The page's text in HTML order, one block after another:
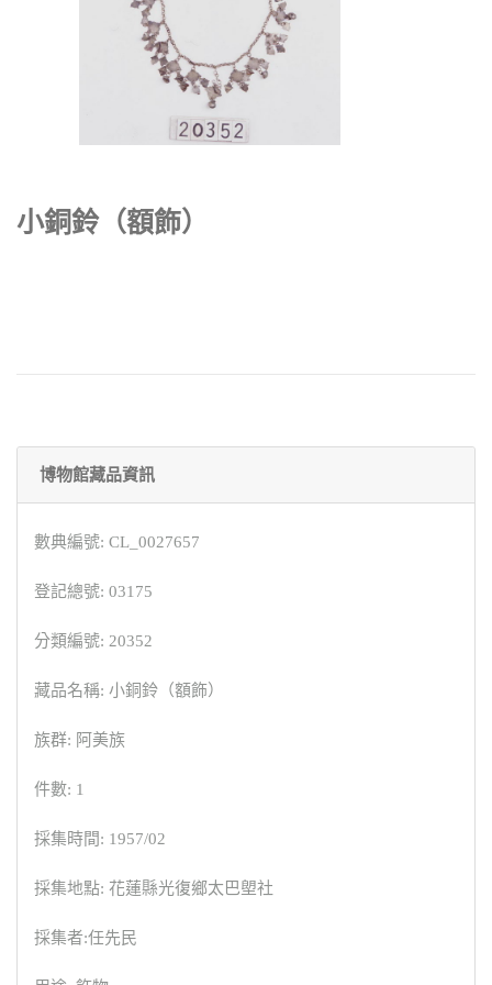
小銅鈴（額飾）
博物館藏品資訊
數典編號: CL_0027657
登記總號: 03175
分類編號: 20352
藏品名稱: 小銅鈴（額飾）
族群: 阿美族
件數: 1
採集時間: 1957/02
採集地點: 花蓮縣光復鄉太巴塱社
採集者:任先民